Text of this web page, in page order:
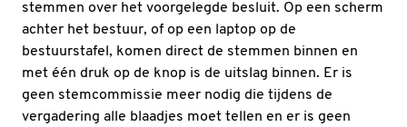
stemmen over het voorgelegde besluit. Op een scherm
achter het bestuur, of op een laptop op de
bestuurstafel, komen direct de stemmen binnen en
met één druk op de knop is de uitslag binnen. Er is
geen stemcommissie meer nodig die tijdens de
vergadering alle blaadjes moet tellen en er is geen